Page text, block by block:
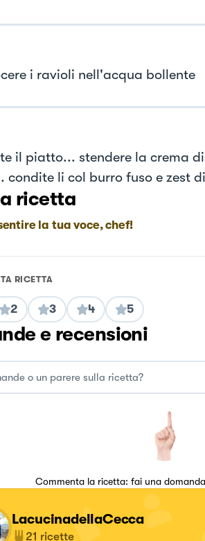
i ravioli nell'acqua bollente
il piatto... stendere la crema
condite li col burro fuso e zest
ricetta
la tua voce, chef!
RICETTA
2 3 4 5
e recensioni
Commenta la ricetta: fai una
LacucinadellaCecca
21 ricette